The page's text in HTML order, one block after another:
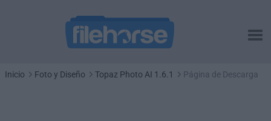
Inicio Foto y Diseño Topaz Photo AI 1.6.1 Página de Descarga